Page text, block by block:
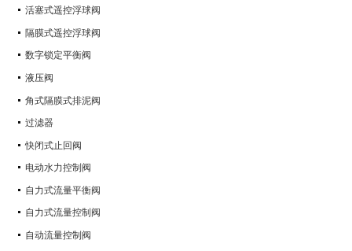
活塞式遥控浮球阀
隔膜式遥控浮球阀
数字锁定平衡阀
液压阀
角式隔膜式排泥阀
过滤器
快闭式止回阀
电动水力控制阀
自力式流量平衡阀
自力式流量控制阀
自动流量控制阀